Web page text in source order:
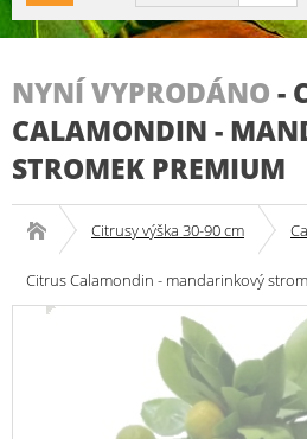
NYNÍ VYPRODÁNO -
CALAMONDIN -
STROMEK PREMIUM
Citrusy výška 30-90 cm
Citrus Calamondin - mandarinkový